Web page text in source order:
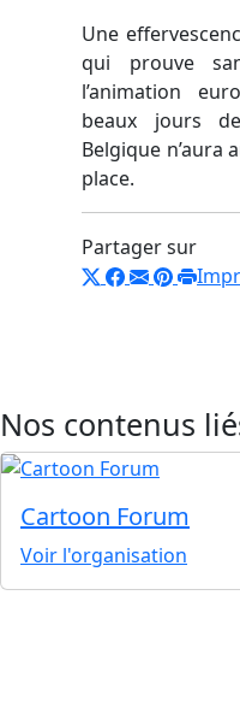
Une
qui prouve
l’animation
beaux jours
Belgique n’aura
place.
Partager sur
Nos contenus
Cartoon Forum
Voir l'organisation